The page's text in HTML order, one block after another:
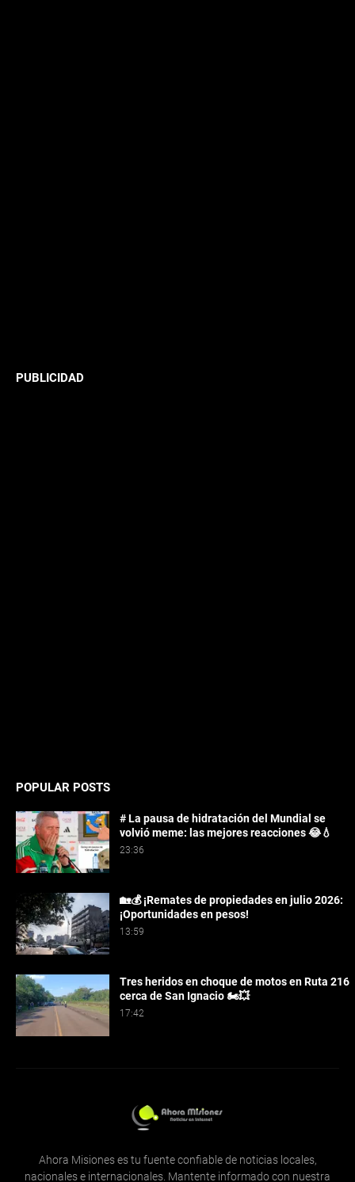
PUBLICIDAD
POPULAR POSTS
# La pausa de hidratación del Mundial se
volvió meme: las mejores reacciones 😂💧
23:36
🏡💰 ¡Remates de propiedades en julio 2026:
¡Oportunidades en pesos!
13:59
Tres heridos en choque de motos en Ruta 216
cerca de San Ignacio 🏍️💥
17:42
Ahora Misiones es tu fuente confiable de noticias locales,
nacionales e internacionales. Mantente informado con nuestra